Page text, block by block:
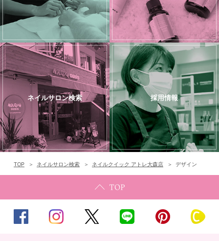
ネイルサロン検索 採用情報
TOP ネイルサロン検索 ネイルクイック アトレ大森店 デザイン